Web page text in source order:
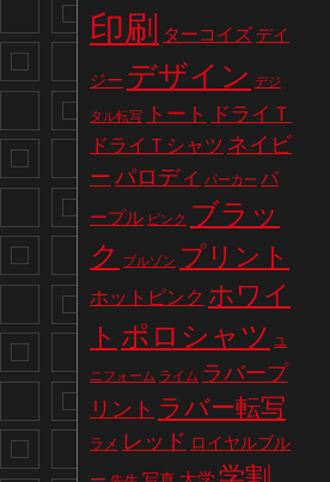
印刷
ターコイズ デイ
ジー デザイン デジ
タル転写 トート ドライＴ
ドライＴシャツ ネイビ
ー パロディ パーカー パ
ープル ピンク ブラッ
ク
ブルゾン プリント
ホットピンク ホワイ
ト ポロシャツ ユ
ニフォーム ライム ラバープ
リント ラバー転写
ラメ レッド ロイヤルブル